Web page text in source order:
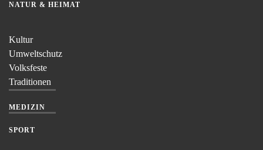
NATUR & HEIMAT
Kultur
Umweltschutz
Volksfeste
Traditionen
MEDIZIN
SPORT